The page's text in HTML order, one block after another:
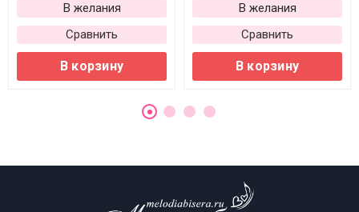
В желания
Сравнить
В корзину
В желания
Сравнить
В корзину